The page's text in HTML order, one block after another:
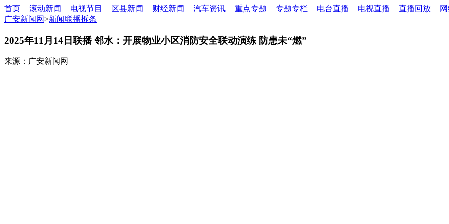
首页 滚动新闻 电视节目 区县新闻 财经新闻 汽车资讯 重点专题 专题专栏 电台直播 电视直播 直播回放
广安新闻网>新闻联播拆条
2025年11月14日联播 邻水：开展物业小区消防安全联动演练 防患未“燃”
来源：广安新闻网